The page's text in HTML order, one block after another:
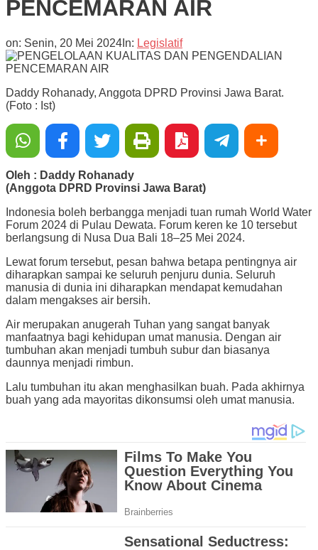
PENCEMARAN AIR
on: Senin, 20 Mei 2024 In: Legislatif
Daddy Rohanady, Anggota DPRD Provinsi Jawa Barat.
(Foto : Ist)
Oleh : Daddy Rohanady
(Anggota DPRD Provinsi Jawa Barat)
Indonesia boleh berbangga menjadi tuan rumah World Water
Forum 2024 di Pulau Dewata. Forum keren ke 10 tersebut
berlangsung di Nusa Dua Bali 18–25 Mei 2024.
Lewat forum tersebut, pesan bahwa betapa pentingnya air
diharapkan sampai ke seluruh penjuru dunia. Seluruh
manusia di dunia ini diharapkan mendapat kemudahan
dalam mengakses air bersih.
Air merupakan anugerah Tuhan yang sangat banyak
manfaatnya bagi kehidupan umat manusia. Dengan air
tumbuhan akan menjadi tumbuh subur dan biasanya
daunnya menjadi rimbun.
Lalu tumbuhan itu akan menghasilkan buah. Pada akhirnya
buah yang ada mayoritas dikonsumsi oleh umat manusia.